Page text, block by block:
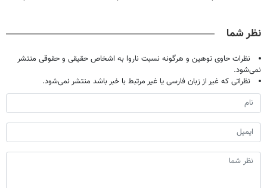
نظر شما
نظرات حاوی توهین و هرگونه نسبت ناروا به اشخاص حقیقی و حقوقی منتشر
نمی‌شود.
نظراتی که غیر از زبان فارسی یا غیر مرتبط با خبر باشد منتشر نمی‌شود.